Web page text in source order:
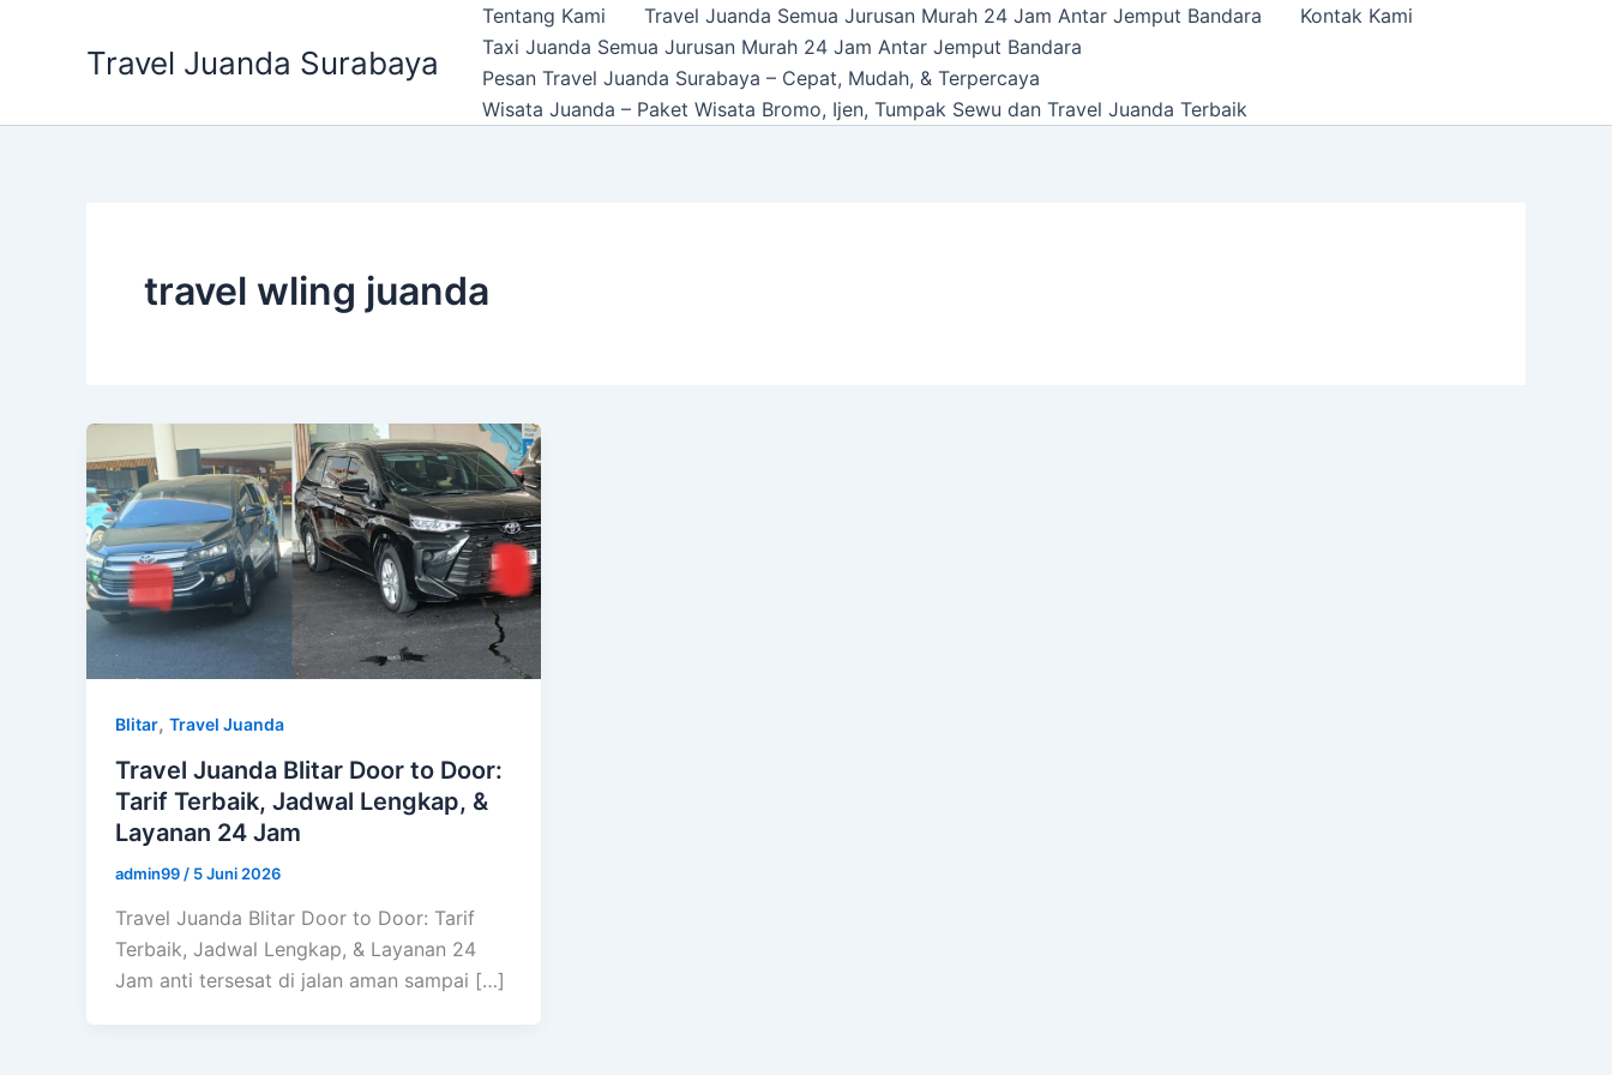
Travel Juanda Surabaya
Tentang Kami Travel Juanda Semua Jurusan Murah 24 Jam Antar Jemput Bandara
Kontak Kami
Taxi Juanda Semua Jurusan Murah 24 Jam Antar Jemput Bandara
Pesan Travel Juanda Surabaya – Cepat, Mudah, & Terpercaya
Wisata Juanda – Paket Wisata Bromo, Ijen, Tumpak Sewu dan Travel Juanda Terbaik
travel wling juanda
Blitar, Travel Juanda
Travel Juanda Blitar Door to Door:
Tarif Terbaik, Jadwal Lengkap, &
Layanan 24 Jam
admin99 / 5 Juni 2026
Travel Juanda Blitar Door to Door: Tarif
Terbaik, Jadwal Lengkap, & Layanan 24
Jam anti tersesat di jalan aman sampai […]